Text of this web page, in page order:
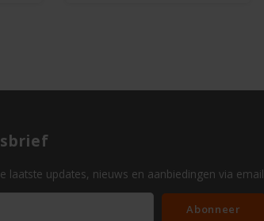
laatste updates, nieuws en aanbiedingen via email
Abonneer